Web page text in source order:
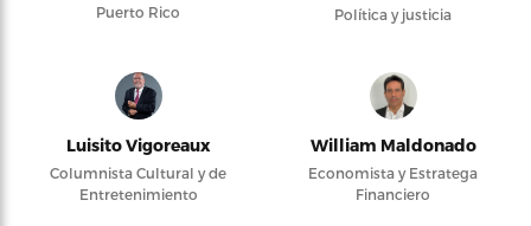
Puerto Rico
Política y justicia
Luisito Vigoreaux
Columnista Cultural y de
Entretenimiento
William Maldonado
Economista y Estratega
Financiero